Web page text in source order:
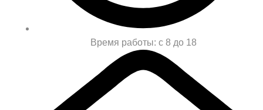
Время работы: с 8 до 18